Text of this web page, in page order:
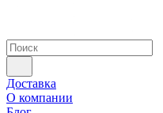
Доставка
О компании